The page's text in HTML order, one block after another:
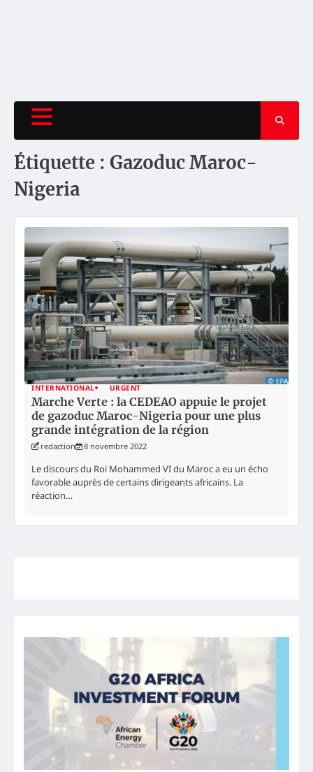
Étiquette : Gazoduc Maroc-
Nigeria
INTERNATIONAL URGENT
Marche Verte : la CEDEAO appuie le projet
de gazoduc Maroc-Nigeria pour une plus
grande intégration de la région
redaction 8 novembre 2022
Le discours du Roi Mohammed VI du Maroc a eu un écho
favorable auprès de certains dirigeants africains. La
réaction…